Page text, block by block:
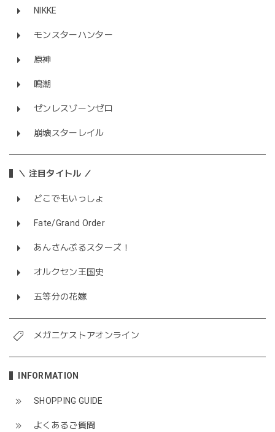
NIKKE
モンスターハンター
原神
鳴潮
ゼンレスゾーンゼロ
崩壊スターレイル
＼ 注目タイトル ／
どこでもいっしょ
Fate/Grand Order
あんさんぶるスターズ！
オルクセン王国史
五等分の花嫁
メガニケストアオンライン
INFORMATION
SHOPPING GUIDE
よくあるご質問